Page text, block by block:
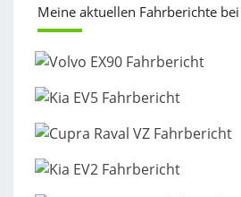
Meine aktuellen Fahrberichte